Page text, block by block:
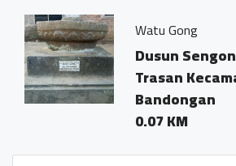
Watu Gong
Dusun Sengon RT04/03 Desa
Trasan Kecamatan
Bandongan